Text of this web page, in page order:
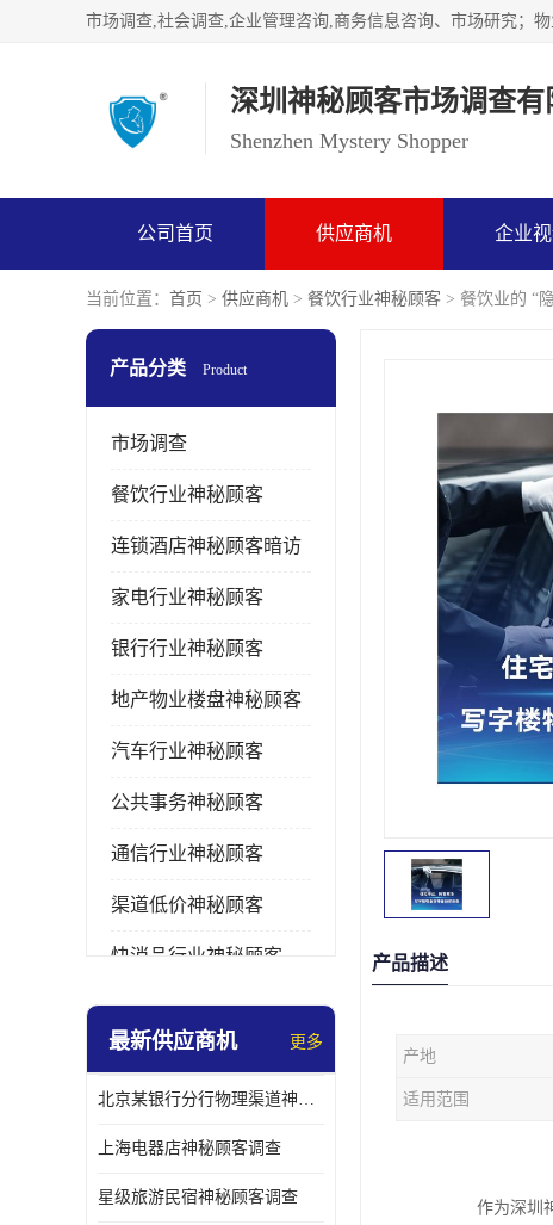
深圳神秘顾客市场调查有
Shenzhen Mystery Shopper
公司首页 供应商机 企业
当前位置： 首页 > 供应商机 > 餐饮行业神秘顾客 > 餐饮业的 “
产品分类 Product
市场调查
餐饮行业神秘顾客
连锁酒店神秘顾客暗访
家电行业神秘顾客
银行行业神秘顾客
地产物业楼盘神秘顾客
汽车行业神秘顾客
公共事务神秘顾客
通信行业神秘顾客
渠道低价神秘顾客
快消品行业神秘顾客
医疗行业神秘顾客
金融行业神秘顾客
服装行业神秘顾客暗访
最新供应商机 更多
北京某银行分行物理渠道神秘人检查服务质量
上海电器店神秘顾客调查
星级旅游民宿神秘顾客调查
产品描述
产地
适用范围
作为深圳